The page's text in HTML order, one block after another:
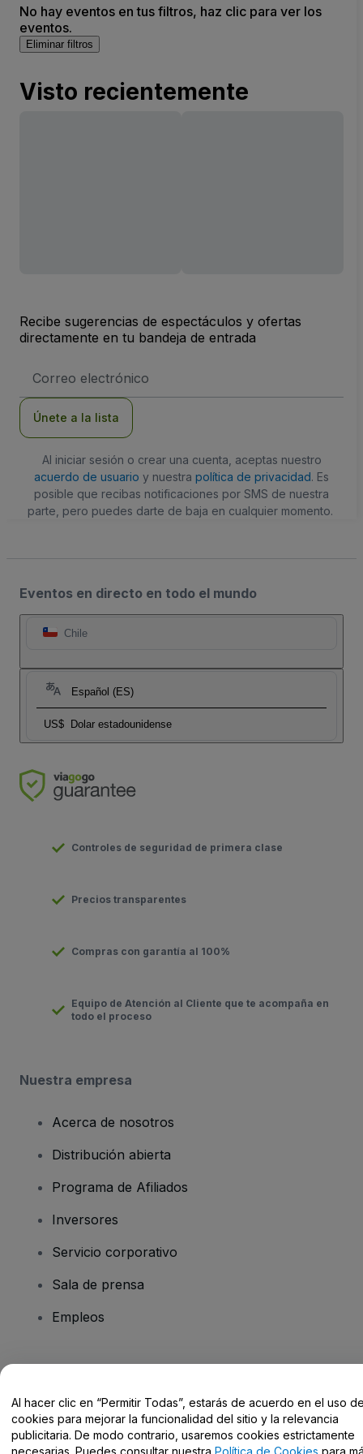
No hay eventos en tus filtros, haz clic para ver los
eventos.
Eliminar filtros
Visto recientemente
Recibe sugerencias de espectáculos y ofertas
directamente en tu bandeja de entrada
de
Únete a la lista
Al iniciar sesión o crear una cuenta, aceptas nuestro
acuerdo de usuario y nuestra política de privacidad. Es
posible que recibas notificaciones por SMS de nuestra
parte, pero puedes darte de baja en cualquier momento.
Eventos en directo en todo el mundo
Chile
Español (ES)
US$ Dolar estadounidense
Controles de seguridad de primera clase
Precios transparentes
Compras con garantía al 100%
Equipo de Atención al Cliente que te acompaña en
todo el proceso
Nuestra empresa
Acerca de nosotros
Distribución abierta
Programa de Afiliados
Inversores
Servicio corporativo
Sala de prensa
Empleos
Centro de Ayuda / Contacto
Al hacer clic en “Permitir Todas”, estarás de acuerdo en el uso
cookies para mejorar la funcionalidad del sitio y la relevancia
publicitaria. De modo contrario, usaremos cookies estrictamente
necesarias. Puedes consultar nuestra Política de Cookies para